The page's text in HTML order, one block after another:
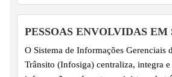
PESSOAS ENVOLVIDAS EM
O Sistema de Informações Gerenciais
Trânsito (Infosiga) centraliza, integra e